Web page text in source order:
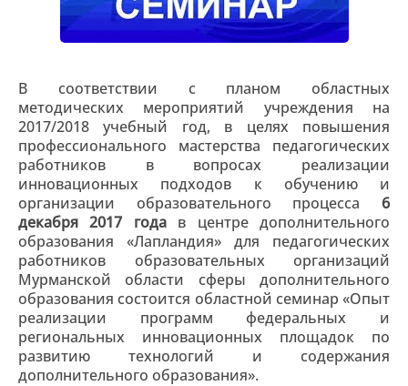
В соответствии с планом областных
методических мероприятий учреждения на
2017/2018 учебный год, в целях повышения
профессионального мастерства педагогических
работников в вопросах реализации
инновационных подходов к обучению и
организации образовательного процесса 6
декабря 2017
годав центре дополнительного
образования «Лапландия» для педагогических
работников образовательных организаций
Мурманской области сферы дополнительного
образования состоится областной семинар «Опыт
реализации программ федеральных и
региональных инновационных площадок по
развитию технологий и содержания
дополнительного образования».